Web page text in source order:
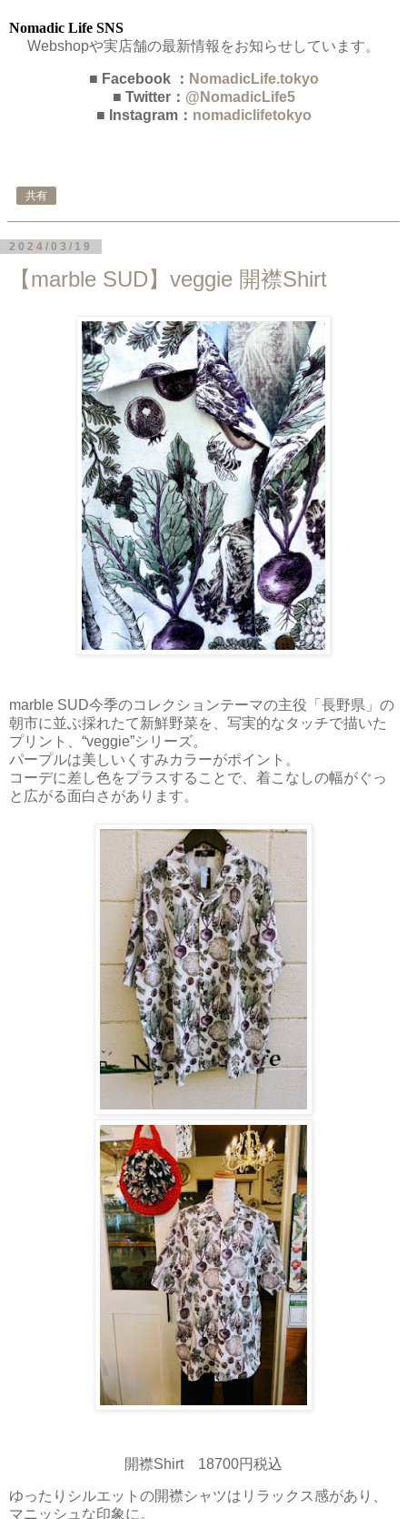
Nomadic Life SNS
Webshopや実店舗の最新情報をお知らせしています。
■ Facebook ： NomadicLife.tokyo
■ Twitter： @NomadicLife5
■ Instagram： nomadiclifetokyo
共有
2024/03/19
【marble SUD】veggie 開襟Shirt
marble SUD今季のコレクションテーマの主役「長野県」の
朝市に並ぶ採れたて新鮮野菜を、写実的なタッチで描いた
プリント、“veggie”シリーズ。
パープルは美しいくすみカラーがポイント。
コーデに差し色をプラスすることで、着こなしの幅がぐっ
と広がる面白さがあります。
開襟Shirt 18700円税込
ゆったりシルエットの開襟シャツはリラックス感があり、
マニッシュな印象に。